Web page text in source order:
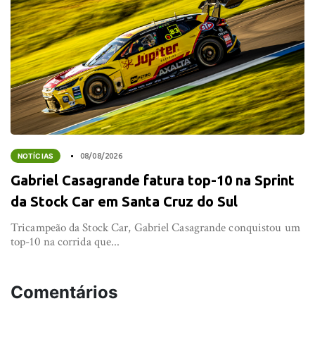
NOTÍCIAS 08/08/2026
Gabriel Casagrande fatura top-10 na Sprint
da Stock Car em Santa Cruz do Sul
Tricampeão da Stock Car, Gabriel Casagrande conquistou um
top-10 na corrida que...
Comentários